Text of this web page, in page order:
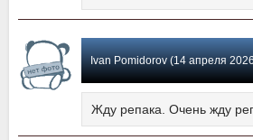
Жду репака. Очень жду